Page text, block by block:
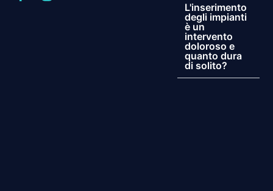
L'inserimento
degli impianti
è un
intervento
doloroso e
quanto dura
di solito?